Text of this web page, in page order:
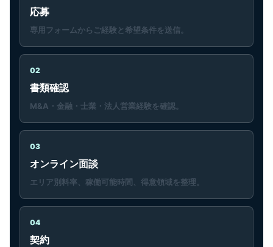
応募
専用フォームからご経験と希望条件を送信。
02
書類確認
M&A・金融・士業・法人営業経験を確認。
03
オンライン面談
エリア別料率、稼働可能時間、得意領域を整理。
04
契約